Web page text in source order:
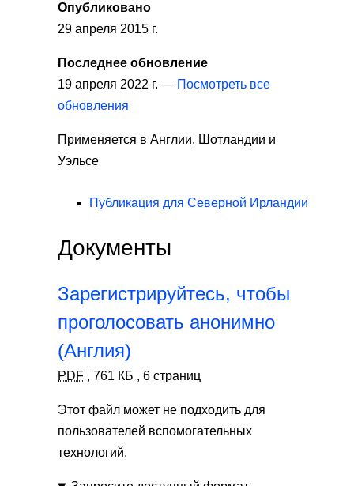
Опубликовано
29 апреля 2015 г.
Последнее обновление
19 апреля 2022 г. — Посмотреть все
обновления
Применяется в Англии, Шотландии и
Уэльсе
Публикация для Северной Ирландии
Документы
Зарегистрируйтесь, чтобы
проголосовать анонимно
(Англия)
PDF , 761 КБ , 6 страниц
Этот файл может не подходить для
пользователей вспомогательных
технологий.